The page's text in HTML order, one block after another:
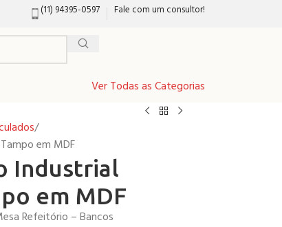
(11) 94395-0597 Fale com um consultor!
Ver Todas as Categorias
em MDF
Industrial
em MDF
Refeitório – Bancos